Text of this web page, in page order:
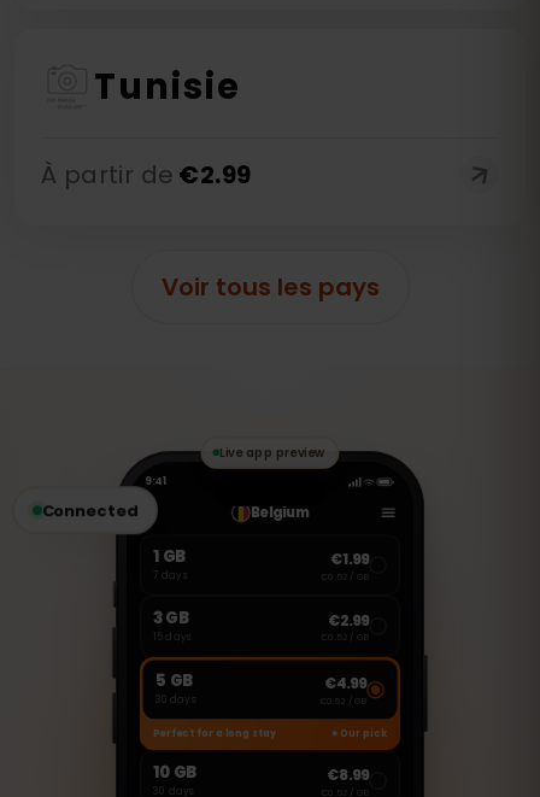
Tunisie
À partir de €2.99
Voir tous les pays